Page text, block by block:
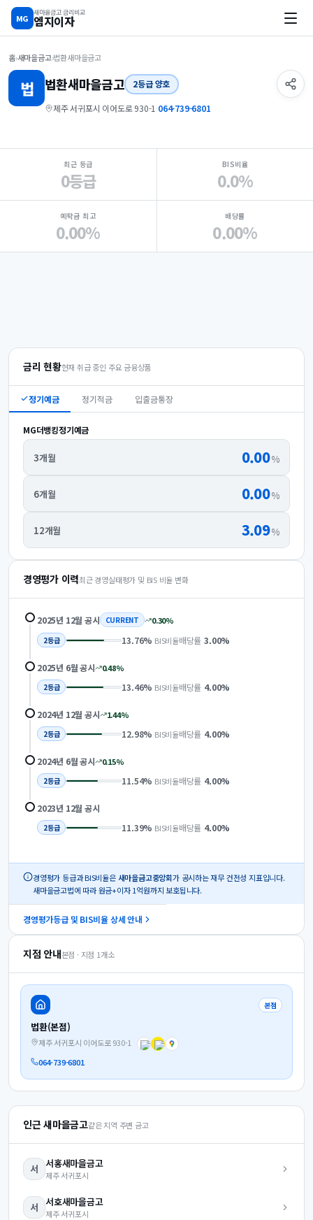
MG
새마을금고 금리비교
엠지이자
홈›새마을금고›법환새마을금고
법 법환새마을금고 2등급 양호
제주 서귀포시 이어도로 930-1 ·064-739-6801
지점 핵심 지표 요약
최근 등급
0등급
BIS비율
0.0%
예탁금 최고
0.00%
배당률
0.00%
금리 현황현재 취급 중인 주요 금융상품
정기예금 정기적금 입출금통장
MG더뱅킹정기예금
3개월 0.00%
6개월 0.00%
12개월 3.09%
경영평가 이력최근 경영실태평가 및 BIS 비율 변화
2025년 12월 공시 CURRENT 0.30%
2등급 13.76% BIS비율배당률 3.00%
2025년 6월공시 0.48%
2등급 13.46% BIS비율배당률 4.00%
2024년 12월 공시 1.44%
2등급 12.98% BIS비율배당률 4.00%
2024년 6월공시 0.15%
2등급 11.54% BIS비율배당률 4.00%
2023년 12월 공시
2등급 11.39% BIS비율배당률 4.00%
경영평가 등급과 BIS비율은 새마을금고중앙회가 공시하는 재무 건전성 지표입니다.
새마을금고법에 따라 원금+이자 1억원까지 보호됩니다.
경영평가등급 및 BIS비율 상세 안내
지점 안내본점 · 지점 1개소
본점
법환(본점)
제주 서귀포시 이어도로 930-1
064-739-6801
인근 새마을금고같은 지역 주변 금고
서 서홍새마을금고
제주 서귀포시
서 서호새마을금고
제주 서귀포시